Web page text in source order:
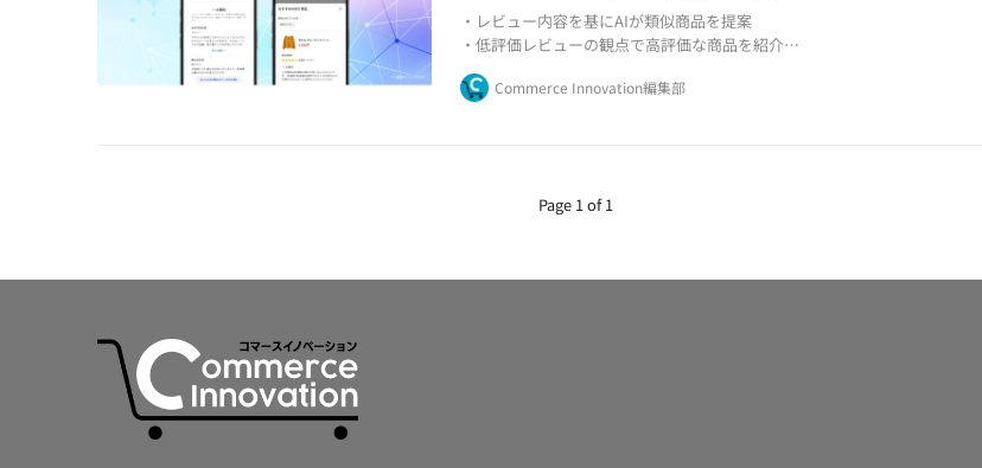
・レビュー内容を基にAIが類似商品を提案
・低評価レビューの観点で高評価な商品を紹介
・ファッションカテゴリーから順次拡大予定
Commerce Innovation編集部
Page 1 of 1